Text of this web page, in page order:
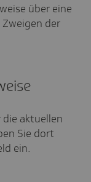
über eine
Zweigen der
aktuellen
Sie dort
ein.